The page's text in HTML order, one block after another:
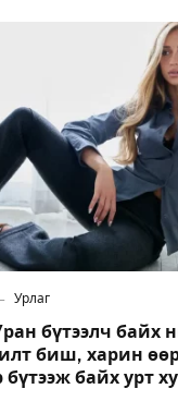
Урлаг
бүтээлч байх
биш, харин
байх урт